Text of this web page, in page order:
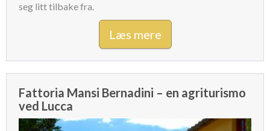
seg litt tilbake fra.
Læs mere
Fattoria Mansi Bernadini – en agriturismo
ved Lucca